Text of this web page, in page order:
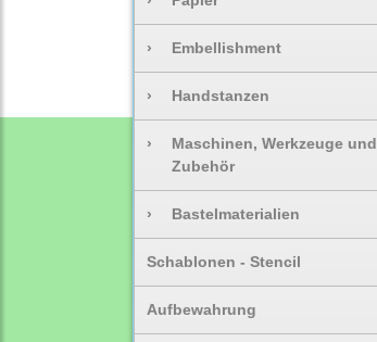
› Embellishment
› Handstanzen
›
Maschinen, Werkzeuge und
Zubehör
› Bastelmaterialien
Schablonen - Stencil
Aufbewahrung